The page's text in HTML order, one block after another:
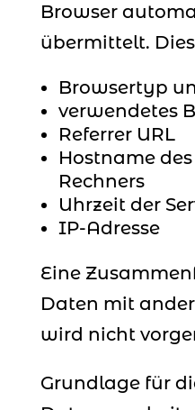
Browser
übermittelt.
Browsertyp
verwendetes
Referrer URL
Hostname
Rechners
Uhrzeit der
IP-Adresse
Eine
Daten mit
wird nicht
Grundlage für